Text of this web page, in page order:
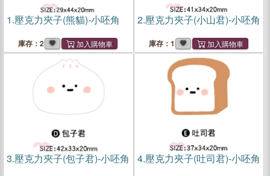
1.壓克力夾子(熊貓)-小呸角
庫存：2
2.壓克力夾子(小山君)-小呸角
庫存：1
3.壓克力夾子(包子君)-小呸角 4.壓克力夾子(吐司君)-小呸角